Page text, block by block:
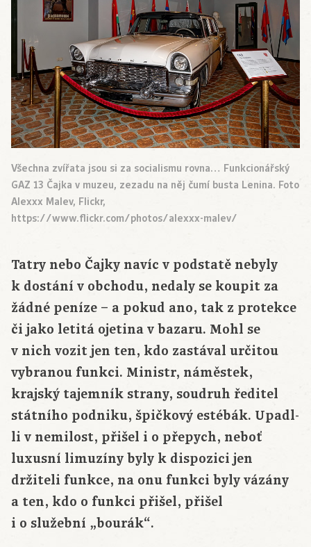
Všechna zvířata jsou si za socialismu rovna… Funkcionářský
GAZ 13 Čajka v muzeu, zezadu na něj čumí busta Lenina. Foto
Alexxx Malev, Flickr,
https://www.flickr.com/photos/alexxx-malev/
Tatry nebo Čajky navíc v podstatě nebyly
k dostání v obchodu, nedaly se koupit za
žádné peníze – a pokud ano, tak z protekce
či jako letitá ojetina v bazaru. Mohl se
v nich vozit jen ten, kdo zastával určitou
vybranou funkci. Ministr, náměstek,
krajský tajemník strany, soudruh ředitel
státního podniku, špičkový estébák. Upadl-
li v nemilost, přišel i o přepych, neboť
luxusní limuzíny byly k dispozici jen
držiteli funkce, na onu funkci byly vázány
a ten, kdo o funkci přišel, přišel
i o služební „bourák“.